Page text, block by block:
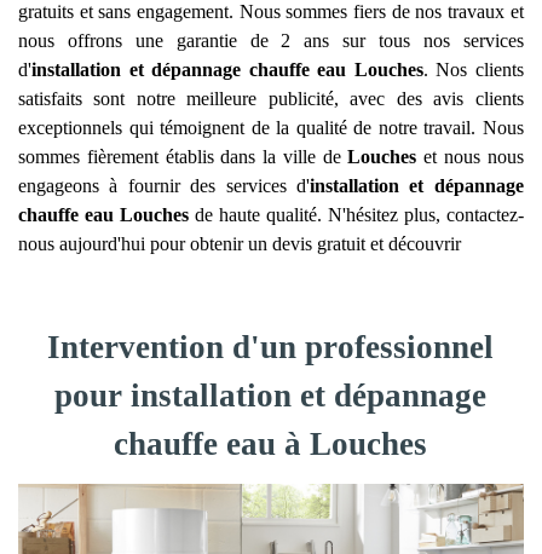
gratuits et sans engagement. Nous sommes fiers de nos travaux et
nous offrons une garantie de 2 ans sur tous nos services
d'installation et dépannage chauffe eau Louches. Nos clients
satisfaits sont notre meilleure publicité, avec des avis clients
exceptionnels qui témoignent de la qualité de notre travail. Nous
sommes fièrement établis dans la ville deLouches et nous nous
engageons à fournir des services d'installation et dépannage
chauffe eau Louchesde haute qualité. N'hésitez plus, contactez-
nous aujourd'hui pour obtenir un devis gratuit et découvrir
Intervention d'un professionnel
pour installation et dépannage
chauffe eau à Louches